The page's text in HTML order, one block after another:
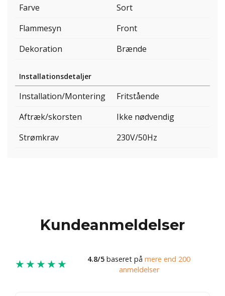
Farve
Sort
Flammesyn
Front
Dekoration
Brænde
Installationsdetaljer
Installation/Montering
Fritstående
Aftræk/skorsten
Ikke nødvendig
Strømkrav
230V/50Hz
Kundeanmeldelser
★★★★★ 4.8/5 baseret på mere end 200
anmeldelser